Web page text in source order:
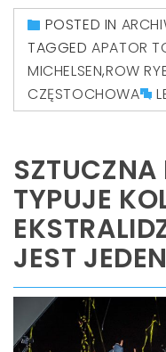
POSTED IN
TAGGEDAPATOR
MICHELSEN,ROW
CZĘSTOCHOWA
TYPUJE
JEST JEDEN